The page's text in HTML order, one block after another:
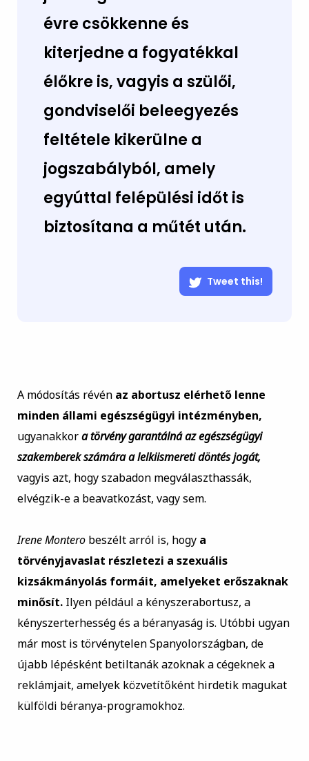
évre csökkenne és
kiterjedne a fogyatékkal
élőkre is, vagyis a szülői,
gondviselői beleegyezés
feltétele kikerülne a
jogszabályból, amely
egyúttal felépülési időt is
biztosítana a műtét után.
Tweet this!
A módosítás révén az abortusz elérhető lenne
minden állami egészségügyi intézményben,
ugyanakkora törvény garantálná az egészségügyi
szakemberek számára a lelkiismereti döntés jogát,
vagyis azt, hogy szabadon megválaszthassák,
elvégzik-e a beavatkozást, vagy sem.
Irene Monterobeszélt arról is, hogya
törvényjavaslat részletezi a szexuális
kizsákmányolás formáit, amelyeket erőszaknak
minősít.Ilyen például a kényszerabortusz, a
kényszerterhesség és a béranyaság is. Utóbbi ugyan
már most is törvénytelen Spanyolországban, de
újabb lépésként betiltanák azoknak a cégeknek a
reklámjait, amelyek közvetítőként hirdetik magukat
külföldi béranya-programokhoz.